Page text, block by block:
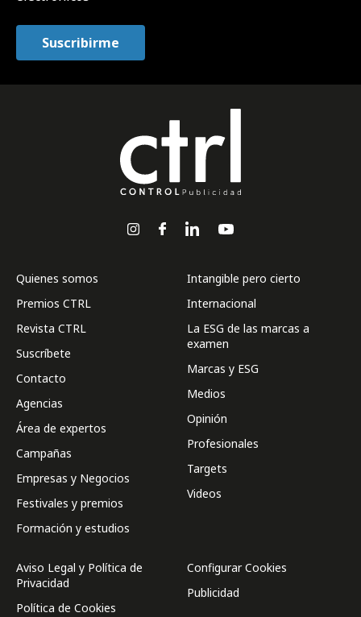
Quienes somos
Premios CTRL
Revista CTRL
Suscríbete
Contacto
Agencias
Área de expertos
Campañas
Empresas y Negocios
Festivales y premios
Formación y estudios
Intangible pero cierto
Internacional
La ESG de las marcas a
examen
Marcas y ESG
Medios
Opinión
Profesionales
Targets
Videos
Aviso Legal y Política de
Privacidad
Política de Cookies
Configurar Cookies
Publicidad